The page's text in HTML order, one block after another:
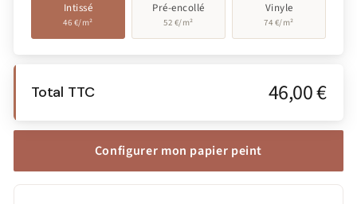
Intissé
46 €/m²
Pré-encollé
52 €/m²
Vinyle
74 €/m²
Total TTC 46,00 €
Configurer mon papier peint